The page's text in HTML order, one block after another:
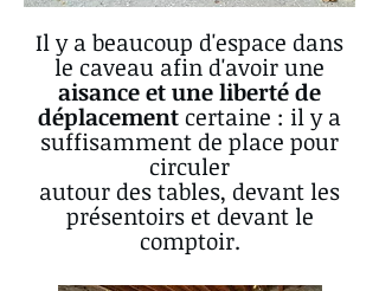
Il y a beaucoup d'espace dans
le caveau afin d'avoir une
aisance et une liberté de
déplacementcertaine : il y a
suffisamment de place pour
circuler
autour des tables, devant les
présentoirs et devant le
comptoir.